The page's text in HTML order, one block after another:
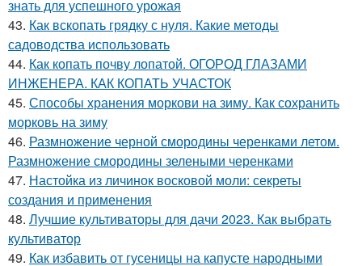
знать для успешного урожая
43. Как вскопать грядку с нуля. Какие методы
садоводства использовать
44. Как копать почву лопатой. ОГОРОД ГЛАЗАМИ
ИНЖЕНЕРА. КАК КОПАТЬ УЧАСТОК
45. Способы хранения моркови на зиму. Как сохранить
морковь на зиму
46. Размножение черной смородины черенками летом.
Размножение смородины зелеными черенками
47. Настойка из личинок восковой моли: секреты
создания и применения
48. Лучшие культиваторы для дачи 2023. Как выбрать
культиватор
49. Как избавить от гусеницы на капусте народными